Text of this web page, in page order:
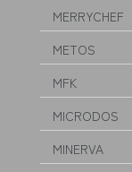
MERRYCHEF
METOS
MFK
MICRODOS
MINERVA